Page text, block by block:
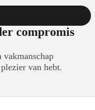
compromis
van hebt.